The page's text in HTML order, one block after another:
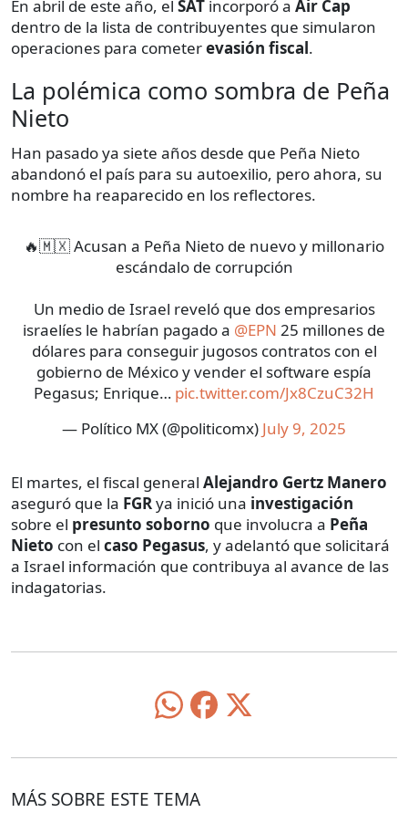
En abril de este año, el SAT incorporó a Air Cap
dentro de la lista de contribuyentes que simularon
operaciones para cometerevasión fiscal.
La polémica como sombra de Peña
Nieto
Han pasado ya siete años desde que Peña Nieto
abandonó el país para su autoexilio, pero ahora, su
nombre ha reaparecido en los reflectores.
🔥🇲🇽 Acusan a Peña Nieto de nuevo y millonario
escándalo de corrupción
Un medio de Israel reveló que dos empresarios
israelíes le habrían pagado a @EPN 25 millones de
dólares para conseguir jugosos contratos con el
gobierno de México y vender el software espía
Pegasus; Enrique… pic.twitter.com/Jx8CzuC32H
— Político MX (@politicomx) July 9, 2025
El martes, el fiscal general Alejandro Gertz Manero
aseguró que la FGRya inició una investigación
sobre el presunto soborno que involucra a Peña
Nieto con el caso Pegasus, y adelantó que solicitará
a Israel información que contribuya al avance de las
indagatorias.
MÁS SOBRE ESTE TEMA